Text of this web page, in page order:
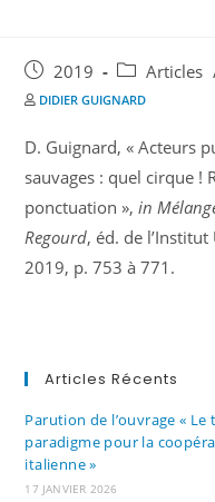
2019 Articles
DIDIER GUIGNARD
D. Guignard, « Acteurs
sauvages : quel cirque !
ponctuation »,in
Regourd, éd. de
2019, p. 753 à 771.
Articles Récents
Parution de l’ouvrage «
paradigme pour la
italienne »
17 JANVIER 2026